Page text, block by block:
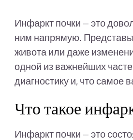
Инфаркт почки — это
ним напрямую.
живота или даже
одной из важнейших
диагностику и, что самое
Что такое
Инфаркт почки — это